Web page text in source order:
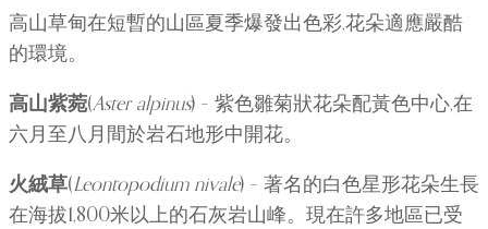
高山草甸在短暫的山區夏季爆發出色彩,花朵適應嚴酷
的環境。
高山紫菀(Aster alpinus) – 紫色雛菊狀花朵配黃色中心,在
六月至八月間於岩石地形中開花。
火絨草(Leontopodium nivale) – 著名的白色星形花朵生長
在海拔1,800米以上的石灰岩山峰。現在許多地區已受